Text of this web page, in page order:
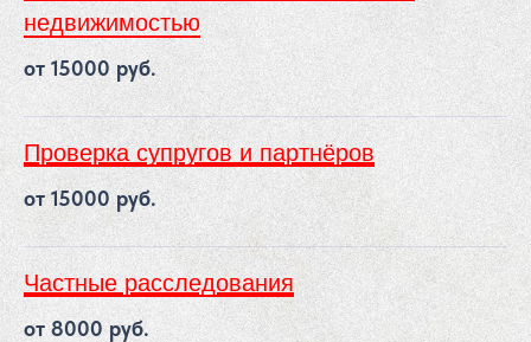
недвижимостью
от 15000 руб.
Проверка супругов и партнёров
от 15000 руб.
Частные расследования
от 8000 руб.